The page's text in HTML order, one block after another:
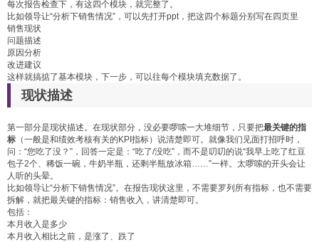
每次报告检查下，有这四个模块，就完整了。
比如领导让“分析下销售情况”，可以先打开ppt，把这四个标题分别写在四页里
销售现状
问题描述
原因分析
改进建议
这样就搞掂了基本模块，下一步，可以往每个模块填充数据了。
现状描述
第一部分是现状描述。在现状部分，没必要啰嗦一大堆细节，只要把最关键的指
标 （一般是和绩效考核有关的KPI指标）说清楚即可。就像我们见面打招呼时，
问：“您吃了没？”，回答一定是：“吃了/没吃”，而不是叨叨的说“我早上吃了红豆
包子2个、稀饭一碗，牛奶半瓶，还剩半瓶放冰箱……”一样。太啰嗦的开头会让
人听的头晕。
比如领导让“分析下销售情况”。在报告现状这里，不需要罗列所有指标，也不需要
拆解，就把最关键的指标：销售收入，讲清楚即可。
包括：
本月收入是多少
本月收入相比之前，是涨了、跌了